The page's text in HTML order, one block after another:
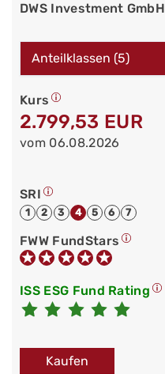
DWS Investment GmbH
Anteilklassen (5)
Kurs
2.799,53 EUR
vom 06.08.2026
SRI
1 2 3 4 5 6 7
FWW FundStars
ISS ESG Fund Rating
Kaufen